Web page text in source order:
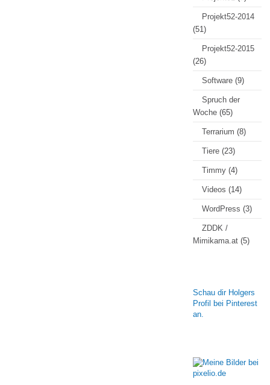
Projekt52-2014
(51)
Projekt52-2015
(26)
Software (9)
Spruch der
Woche (65)
Terrarium (8)
Tiere (23)
Timmy (4)
Videos (14)
WordPress (3)
ZDDK /
Mimikama.at (5)
Schau dir Holgers
Profil bei Pinterest
an.